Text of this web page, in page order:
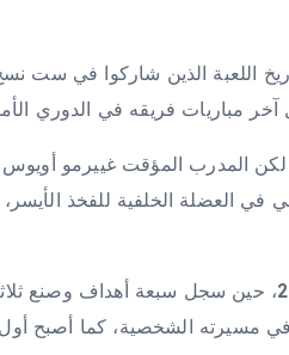
في تاريخ اللعبة الذين شاركوا في
مباريات فريقه في الدوري
لكن المدرب المؤقت غييرمو
في العضلة الخلفية للفخذ
ويحمل ميسي ذكريات استثنائية من مونديال 2022، حين سجل
في مسيرته الشخصية، كما أصبح